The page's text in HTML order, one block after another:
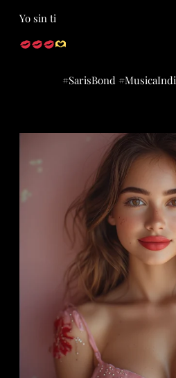
Yo sin ti
#SarisBond